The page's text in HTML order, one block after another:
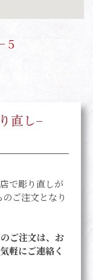
５
で彫り直しが
ご注文となり
ご注文は、お
軽にご連絡く